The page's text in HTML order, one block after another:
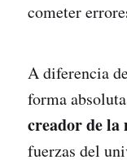
cometer
A diferencia
forma
creador de
fuerzas del